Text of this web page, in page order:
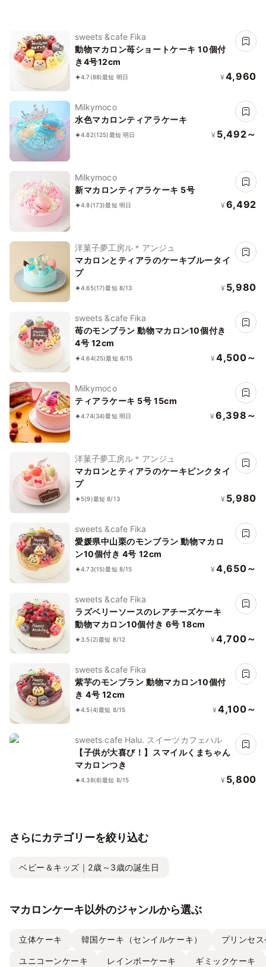
sweets &cafe Fika
動物マカロン苺ショートケーキ 10個付
き4号12cm
4.7 (88)最短 明日 ¥ 4,960
Milkymoco
水色マカロンティアラケーキ
4.82(125)最短 明日 ¥ 5,492～
Milkymoco
新マカロンティアラケーキ 5号
4.8(173)最短 明日 ¥ 6,492
洋菓子夢工房ル＊アンジュ
マカロンとティアラのケーキブルータイ
プ
4.65(17)最短 8/13 ¥ 5,980
sweets &cafe Fika
苺のモンブラン 動物マカロン10個付き
4号 12cm
4.64(25)最短 8/15 ¥ 4,500～
Milkymoco
ティアラケーキ 5号 15cm
4.74(34)最短 明日 ¥ 6,398～
洋菓子夢工房ル＊アンジュ
マカロンとティアラのケーキピンクタイ
プ
5(9)最短 8/13 ¥ 5,980
sweets &cafe Fika
愛媛県中山栗のモンブラン 動物マカロ
ン10個付き 4号 12cm
4.73(15)最短 8/15 ¥ 4,650～
sweets &cafe Fika
ラズベリーソースのレアチーズケーキ
動物マカロン10個付き 6号 18cm
3.5(2)最短 8/12 ¥ 4,700～
sweets &cafe Fika
紫芋のモンブラン 動物マカロン10個付
き 4号 12cm
4.5(4)最短 8/15 ¥ 4,100～
sweets cafe Halu. スイーツカフェハル
【子供が大喜び！】スマイルくまちゃん
マカロンつき
4.38(8)最短 8/15 ¥ 5,800
さらにカテゴリーを絞り込む
ベビー＆キッズ｜2歳～3歳の誕生日
マカロンケーキ以外のジャンルから選ぶ
立体ケーキ 韓国ケーキ（センイルケーキ） プリンセ
ユニコーンケーキ レインボーケーキ ギミックケーキ